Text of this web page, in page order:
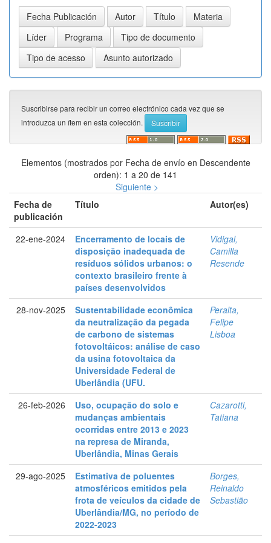
Suscribirse para recibir un correo electrónico cada vez que se
introduzca un ítem en esta colección.
Elementos (mostrados por Fecha de envío en Descendente
orden): 1 a 20 de 141
Siguiente >
Fecha de
publicación
Título Autor(es)
22-ene-2024
Encerramento de locais de
disposição inadequada de
resíduos sólidos urbanos: o
contexto brasileiro frente à
países desenvolvidos
Vidigal,
Camilla
Resende
28-nov-2025
Sustentabilidade econômica
da neutralização da pegada
de carbono de sistemas
fotovoltáicos: análise de caso
da usina fotovoltaica da
Universidade Federal de
Uberlândia (UFU.
Peralta,
Felipe
Lisboa
26-feb-2026
Uso, ocupação do solo e
mudanças ambientais
ocorridas entre 2013 e 2023
na represa de Miranda,
Uberlândia, Minas Gerais
Cazarotti,
Tatiana
29-ago-2025
Estimativa de poluentes
atmosféricos emitidos pela
frota de veículos da cidade de
Uberlândia/MG, no período de
2022-2023
Borges,
Reinaldo
Sebastião